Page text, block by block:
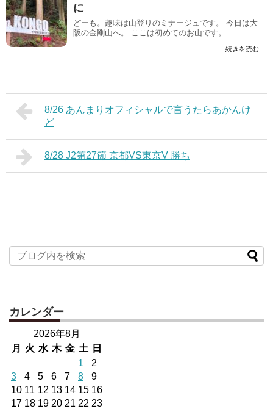
に
どーも。趣味は山登りのミナージュです。 今日は大
阪の金剛山へ。 ここは初めてのお山です。 ...
続きを読む
8/26 あんまりオフィシャルで言うたらあかんけ
ど
8/28 J2第27節 京都VS東京V 勝ち
カレンダー
2026年8月
月
火 水 木 金 土 日
1
2
3
4 5 6 7 8
9
10 11 12 13 14 15 16
17 18 19 20 21 22 23